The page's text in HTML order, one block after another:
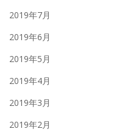
2019年7月
2019年6月
2019年5月
2019年4月
2019年3月
2019年2月